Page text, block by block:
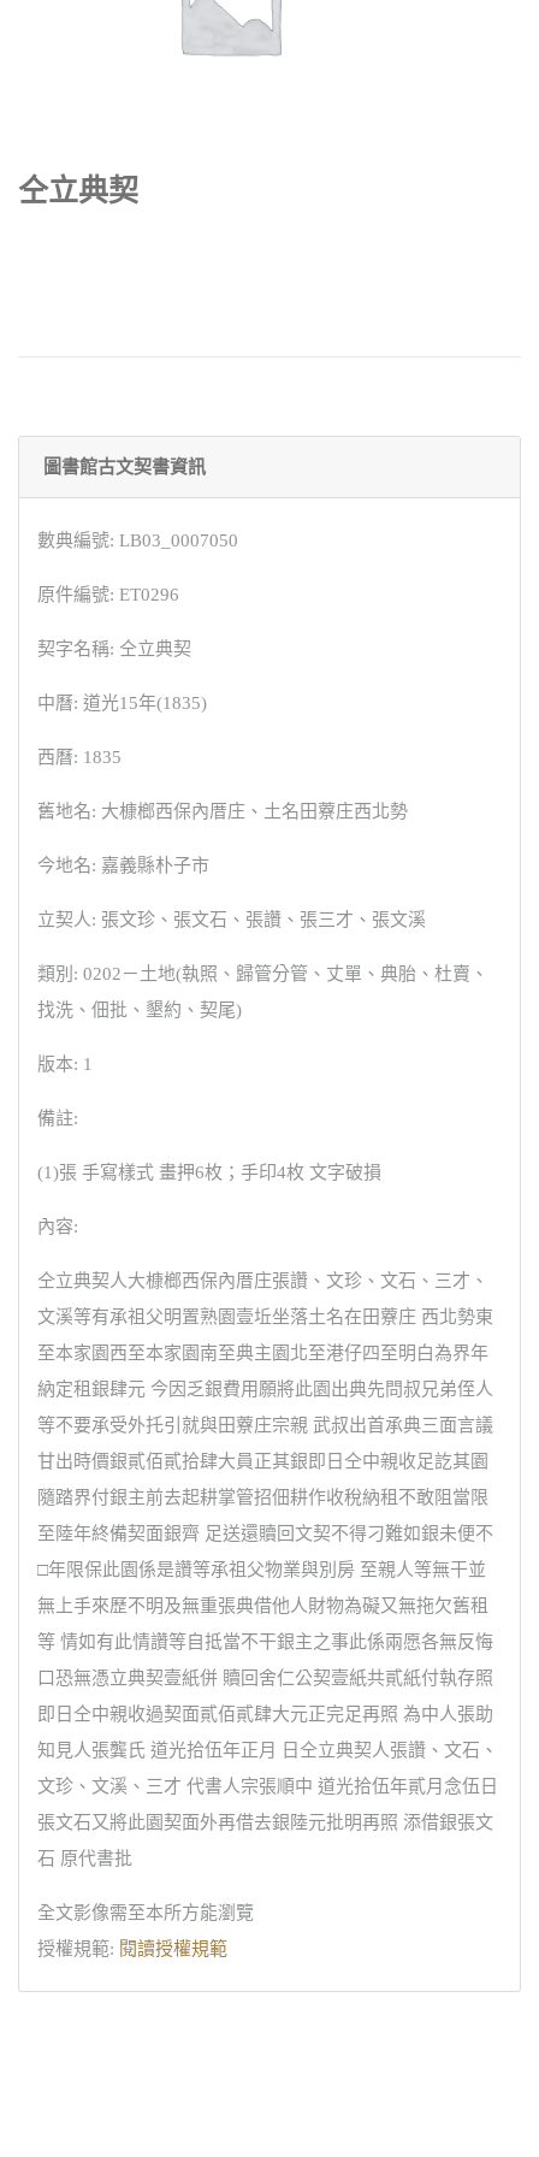
仝立典契
圖書館古文契書資訊
數典編號: LB03_0007050
原件編號: ET0296
契字名稱: 仝立典契
中曆: 道光15年(1835)
西曆: 1835
舊地名: 大槺榔西保內厝庄、土名田藔庄西北勢
今地名: 嘉義縣朴子市
立契人: 張文珍、張文石、張讚、張三才、張文溪
類別: 0202－土地(執照、歸管分管、丈單、典胎、杜賣、
找洗、佃批、墾約、契尾)
版本: 1
備註:
(1)張 手寫樣式 畫押6枚；手印4枚 文字破損
內容:
仝立典契人大槺榔西保內厝庄張讚、文珍、文石、三才、
文溪等有承祖父明置熟園壹坵坐落土名在田藔庄 西北勢東
至本家園西至本家園南至典主園北至港仔四至明白為界年
納定租銀肆元 今因乏銀費用願將此園出典先問叔兄弟侄人
等不要承受外托引就與田藔庄宗親 武叔出首承典三面言議
甘出時價銀貳佰貳拾肆大員正其銀即日仝中親收足訖其園
隨踏界付銀主前去起耕掌管招佃耕作收稅納租不敢阻當限
至陸年終備契面銀齊 足送還贖回文契不得刁難如銀未便不
□年限保此園係是讚等承祖父物業與別房 至親人等無干並
無上手來歷不明及無重張典借他人財物為礙又無拖欠舊租
等 情如有此情讚等自抵當不干銀主之事此係兩愿各無反悔
口恐無憑立典契壹紙併 贖回舍仁公契壹紙共貳紙付執存照
即日仝中親收過契面貳佰貳肆大元正完足再照 為中人張助
知見人張龔氏 道光拾伍年正月 日仝立典契人張讚、文石、
文珍、文溪、三才 代書人宗張順中 道光拾伍年貳月念伍日
張文石又將此園契面外再借去銀陸元批明再照 添借銀張文
石 原代書批
全文影像需至本所方能瀏覽
授權規範: 閱讀授權規範